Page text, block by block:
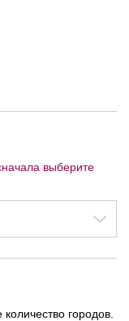
выберите
городов.